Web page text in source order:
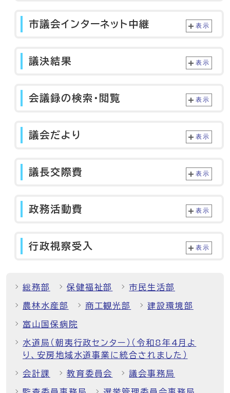
市議会インターネット中継 表示
議決結果 表示
会議録の検索・閲覧 表示
議会だより 表示
議長交際費 表示
政務活動費 表示
行政視察受入 表示
総務部 保健福祉部 市民生活部
農林水産部 商工観光部 建設環境部
富山国保病院
水道局（朝夷行政センター）（令和8年4月よ
り、安房地域水道事業に統合されました）
会計課 教育委員会 議会事務局